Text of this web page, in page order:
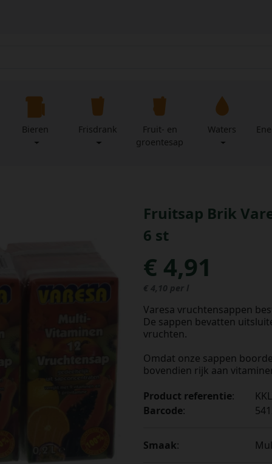
Bieren Frisdrank
Fruit- en
groentesap
Waters
Fruitsap Brik
6 st
€ 4,91
€ 4,10 per l
Varesa vruchtensappen
De sappen bevatten
vruchten.
Omdat onze sappen
bovendien rijk aan
Product referentie:
Barcode:
Smaak: